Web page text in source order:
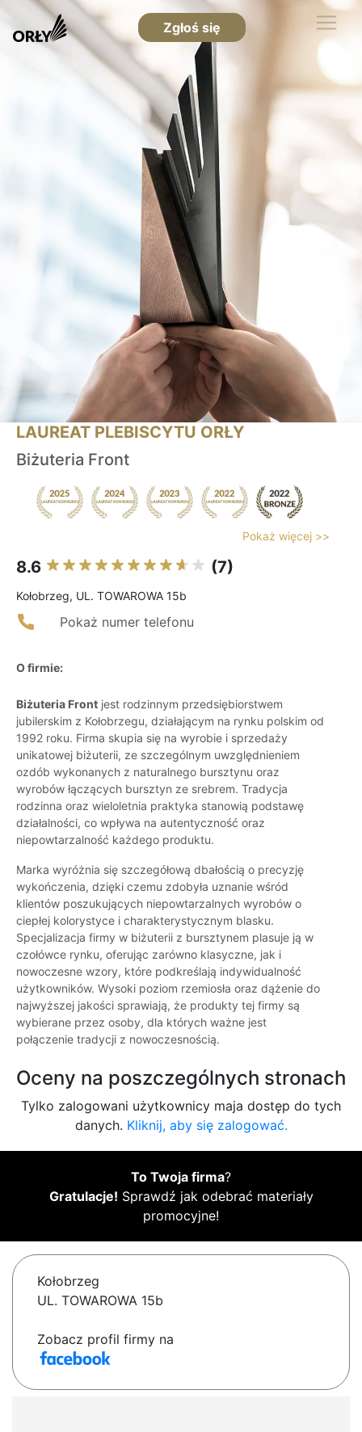
Zgłoś się
LAUREAT PLEBISCYTU ORŁY
Biżuteria Front
Pokaż więcej >>
8.6 (7)
Kołobrzeg, UL. TOWAROWA 15b
Pokaż numer telefonu
O firmie:
Biżuteria Front jest rodzinnym przedsiębiorstwem
jubilerskim z Kołobrzegu, działającym na rynku polskim od
1992 roku. Firma skupia się na wyrobie i sprzedaży
unikatowej biżuterii, ze szczególnym uwzględnieniem
ozdób wykonanych z naturalnego bursztynu oraz
wyrobów łączących bursztyn ze srebrem. Tradycja
rodzinna oraz wieloletnia praktyka stanowią podstawę
działalności, co wpływa na autentyczność oraz
niepowtarzalność każdego produktu.
Marka wyróżnia się szczegółową dbałością o precyzję
wykończenia, dzięki czemu zdobyła uznanie wśród
klientów poszukujących niepowtarzalnych wyrobów o
ciepłej kolorystyce i charakterystycznym blasku.
Specjalizacja firmy w biżuterii z bursztynem plasuje ją w
czołówce rynku, oferując zarówno klasyczne, jak i
nowoczesne wzory, które podkreślają indywidualność
użytkowników. Wysoki poziom rzemiosła oraz dążenie do
najwyższej jakości sprawiają, że produkty tej firmy są
wybierane przez osoby, dla których ważne jest
połączenie tradycji z nowoczesnością.
Oceny na poszczególnych stronach
Tylko zalogowani użytkownicy maja dostęp do tych
danych. Kliknij, aby się zalogować.
To Twoja firma?
Gratulacje! Sprawdź jak odebrać materiały
promocyjne!
Kołobrzeg
UL. TOWAROWA 15b
Zobacz profil firmy na